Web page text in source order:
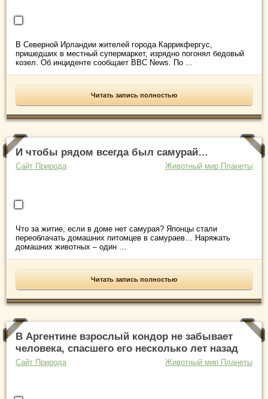
В Северной Ирландии жителей города Каррикфергус,
пришедших в местный супермаркет, изрядно погонял бедовый
козел. Об инциденте сообщает BBC News. По ...
Читать запись полностью
И чтобы рядом всегда был самурай…
Сайт Природа Животный мир Планеты
Что за житие, если в доме нет самурая? Японцы стали
переоблачать домашних питомцев в самураев… Наряжать
домашних животных – один ...
Читать запись полностью
В Аргентине взрослый кондор не забывает
человека, спасшего его несколько лет назад
Сайт Природа Животный мир Планеты